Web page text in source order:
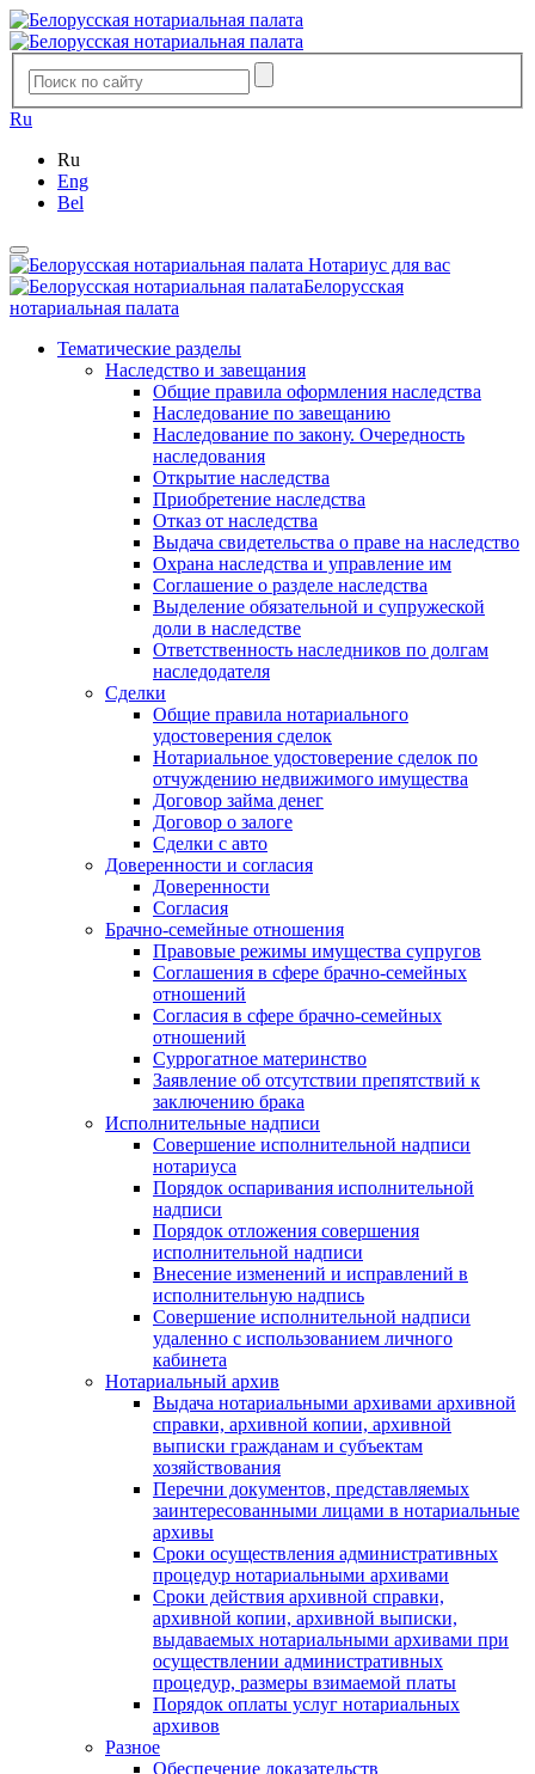
Ru
Ru
Eng
Bel
Нотариус для вас
Белорусская
нотариальная палата
Тематические разделы
Наследство и завещания
Общие правила оформления наследства
Наследование по завещанию
Наследование по закону. Очередность
наследования
Открытие наследства
Приобретение наследства
Отказ от наследства
Выдача свидетельства о праве на наследство
Охрана наследства и управление им
Соглашение о разделе наследства
Выделение обязательной и супружеской
доли в наследстве
Ответственность наследников по долгам
наследодателя
Сделки
Общие правила нотариального
удостоверения сделок
Нотариальное удостоверение сделок по
отчуждению недвижимого имущества
Договор займа денег
Договор о залоге
Сделки с авто
Доверенности и согласия
Доверенности
Согласия
Брачно-семейные отношения
Правовые режимы имущества супругов
Соглашения в сфере брачно-семейных
отношений
Согласия в сфере брачно-семейных
отношений
Суррогатное материнство
Заявление об отсутствии препятствий к
заключению брака
Исполнительные надписи
Совершение исполнительной надписи
нотариуса
Порядок оспаривания исполнительной
надписи
Порядок отложения совершения
исполнительной надписи
Внесение изменений и исправлений в
исполнительную надпись
Совершение исполнительной надписи
удаленно с использованием личного
кабинета
Нотариальный архив
Выдача нотариальными архивами архивной
справки, архивной копии, архивной
выписки гражданам и субъектам
хозяйствования
Перечни документов, представляемых
заинтересованными лицами в нотариальные
архивы
Сроки осуществления административных
процедур нотариальными архивами
Сроки действия архивной справки,
архивной копии, архивной выписки,
выдаваемых нотариальными архивами при
осуществлении административных
процедур, размеры взимаемой платы
Порядок оплаты услуг нотариальных
архивов
Разное
Обеспечение доказательств